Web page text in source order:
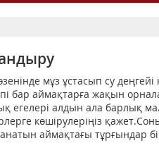
мұз ұстасып су деңгейі
бар аймақтарға жақын
егелері алдын ала барлық
көшірулеріңіз
аймақтағы тұрғындар